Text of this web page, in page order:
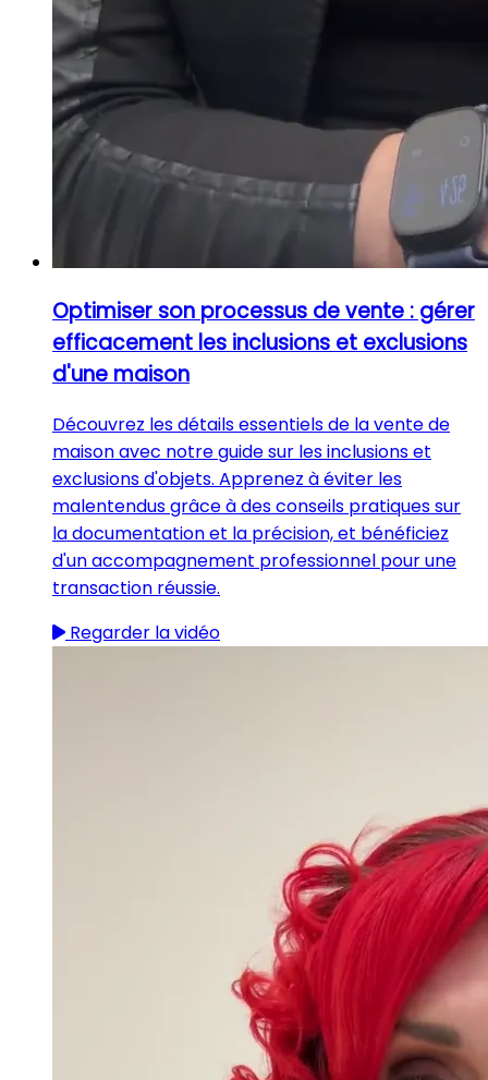
Optimiser son processus de vente : gérer
efficacement les inclusions et exclusions
d'une maison
Découvrez les détails essentiels de la vente de
maison avec notre guide sur les inclusions et
exclusions d'objets. Apprenez à éviter les
malentendus grâce à des conseils pratiques sur
la documentation et la précision, et bénéficiez
d'un accompagnement professionnel pour une
transaction réussie.
Regarder la vidéo